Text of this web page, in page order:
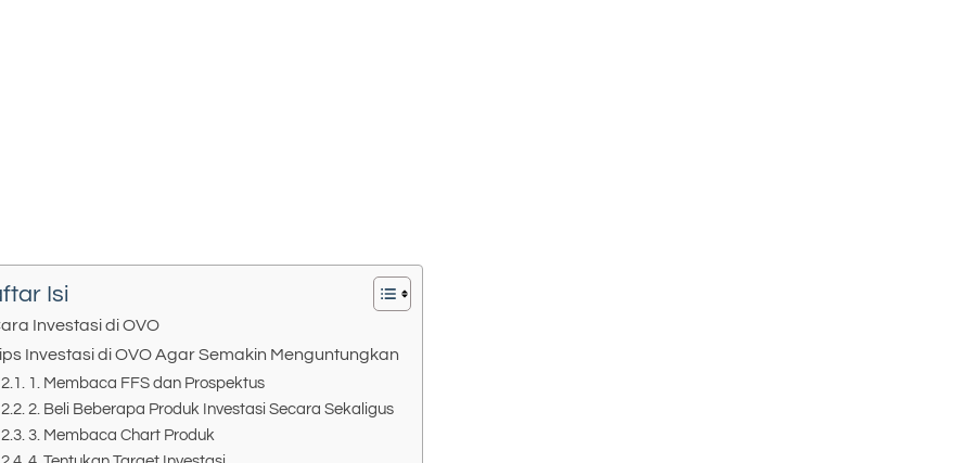
Isi
Investasi di OVO
Investasi di OVO Agar Semakin Menguntungkan
1. Membaca FFS dan Prospektus
2. Beli Beberapa Produk Investasi Secara Sekaligus
3. Membaca Chart Produk